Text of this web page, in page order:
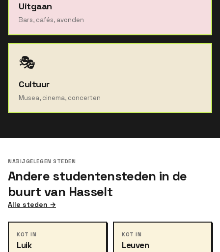
Uitgaan
Bars, cafés, avonden
🎭
Cultuur
Musea, cinema, concerten
NABIJGELEGEN STEDEN
Andere studentensteden in de
buurt van Hasselt
Alle steden →
KOT IN
Luik
KOT IN
Leuven